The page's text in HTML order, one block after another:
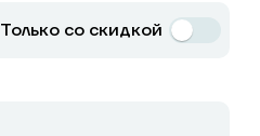
Только со скидкой